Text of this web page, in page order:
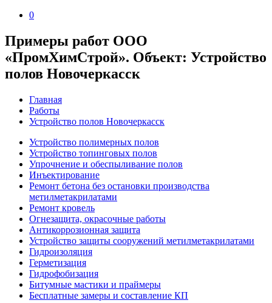
0
Примеры работ ООО
«ПромХимСтрой». Объект: Устройство
полов Новочеркасск
Главная
Работы
Устройство полов Новочеркасск
Устройство полимерных полов
Устройство топинговых полов
Упрочнение и обеспыливание полов
Инъектирование
Ремонт бетона без остановки производства
метилметакрилатами
Ремонт кровель
Огнезащита, окрасочные работы
Антикоррозионная защита
Устройство защиты сооружений метилметакрилатами
Гидроизоляция
Герметизация
Гидрофобизация
Битумные мастики и праймеры
Бесплатные замеры и составление КП